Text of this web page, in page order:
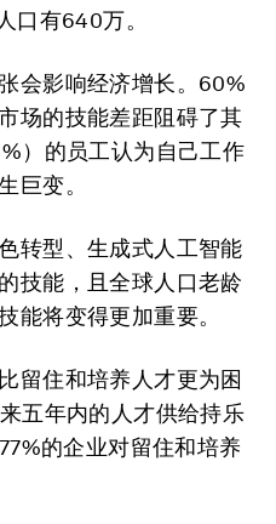
口有640万。
会影响经济增长。60%
场的技能差距阻碍了其
）的员工认为自己工作
巨变。
转型、生成式人工智能
技能，且全球人口老龄
能将变得更加重要。
留住和培养人才更为困
五年内的人才供给持乐
的企业对留住和培养